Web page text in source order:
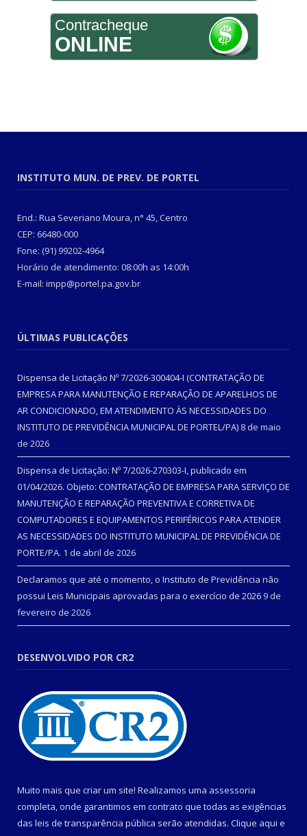
Contracheque
ONLINE
INSTITUTO MUN. DE PREV. DE PORTEL
End.: Rua Severiano Moura, n° 45, Centro
CEP: 66480-000
Fone: (91) 99202-4964
Horário de atendimento: 08:00h as 14:00h
E-mail: impp@portel.pa.gov.br
ÚLTIMAS PUBLICAÇÕES
Dispensa de Licitação Nº 7/2026-300404-I (CONTRATAÇÃO DE
EMPRESA PARA MANUTENÇÃO E REPARAÇÃO DE APARELHOS DE
AR CONDICIONADO, EM ATENDIMENTO ÀS NECESSIDADES DO
INSTITUTO DE PREVIDÊNCIA MUNICIPAL DE PORTEL/PA) 8 de maio
de 2026
Dispensa de Licitação: Nº 7/2026-270303-I, publicado em
01/04/2026. Objeto: CONTRATAÇÃO DE EMPRESA PARA SERVIÇO DE
MANUTENÇÃO E REPARAÇÃO PREVENTIVA E CORRETIVA DE
COMPUTADORES E EQUIPAMENTOS PERIFÉRICOS PARA ATENDER
AS NECESSIDADES DO INSTITUTO MUNICIPAL DE PREVIDÊNCIA DE
PORTE/PA. 1 de abril de 2026
Declaramos que até o momento, o Instituto de Previdência não
possui Leis Municipais aprovadas para o exercício de 2026 9 de
fevereiro de 2026
DESENVOLVIDO POR CR2
Muito mais que criar um site! Realizamos uma assessoria
completa, onde garantimos em contrato que todas as exigências
das leis de transparência pública serão atendidas. Clique aqui e